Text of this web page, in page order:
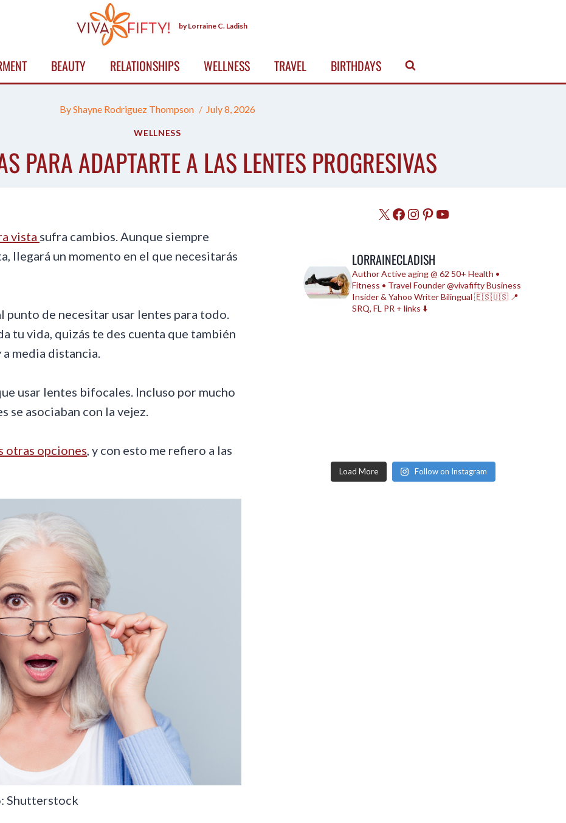
by Lorraine C. Ladish
BEAUTY RELATIONSHIPS WELLNESS TRAVEL BIRTHDAYS
ByShayne Rodriguez Thompson July 8, 2026
WELLNESS
PARA ADAPTARTE A LAS LENTES PROGRESIVAS
vista sufra cambios. Aunque siempre
llegará un momento en el que necesitarás
punto de necesitar usar lentes para todo.
tu vida, quizás te des cuenta que también
a media distancia.
usar lentes bifocales. Incluso por mucho
se asociaban con la vejez.
otras opciones, y con esto me refiero a las
Shutterstock
X Facebook
Instagram
Pinterest
YouTube
LORRAINECLADISH
AuthorActive aging @ 62 50+ Health •
Fitness • TravelFounder @vivafiftyBusiness
Insider & Yahoo WriterBilingual 🇪🇸🇺🇸 📍
SRQ, FL PR + links ⬇️
Load More Follow on Instagram